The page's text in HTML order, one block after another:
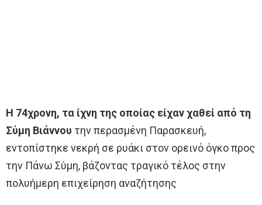
Η 74χρονη, τα ίχνη της οποίας είχαν χαθεί από τη
Σύμη Βιάννου την περασμένη Παρασκευή,
εντοπίστηκε νεκρή σε ρυάκι στον ορεινό όγκο προς
την Πάνω Σύμη, βάζοντας τραγικό τέλος στην
πολυήμερη επιχείρηση αναζήτησης